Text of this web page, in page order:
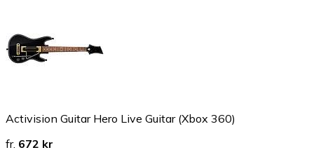
Activision Guitar Hero Live Guitar (Xbox 360)
fr. 672 kr